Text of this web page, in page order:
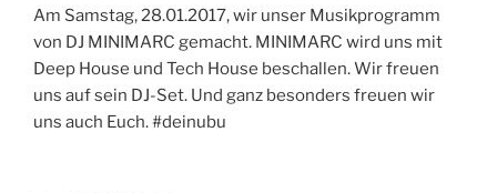
Am Samstag, 28.01.2017, wir unser Musikprogramm
von DJ MINIMARC gemacht. MINIMARC wird uns mit
Deep House und Tech House beschallen. Wir freuen
uns auf sein DJ-Set. Und ganz besonders freuen wir
uns auch Euch. #deinubu